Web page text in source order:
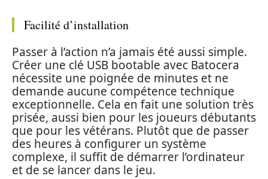
Facilité d’installation
Passer à l’action n’a jamais été aussi simple.
Créer une clé USB bootable avec Batocera
nécessite une poignée de minutes et ne
demande aucune compétence technique
exceptionnelle. Cela en fait une solution très
prisée, aussi bien pour les joueurs débutants
que pour les vétérans. Plutôt que de passer
des heures à configurer un système
complexe, il suffit de démarrer l’ordinateur
et de se lancer dans le jeu.